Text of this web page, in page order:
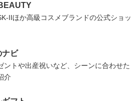
IIほか高級コスメブランドの公式ショッ
ナビ
ントや出産祝いなど、シーンに合わせた
介